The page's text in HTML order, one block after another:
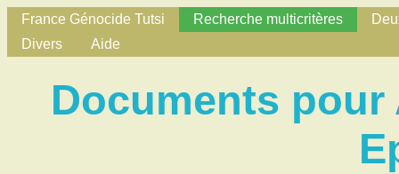
France Génocide Tutsi Recherche multicritères
Divers
Aide
Documents pour